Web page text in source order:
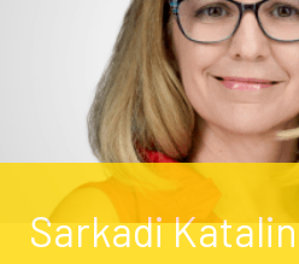
Sarkadi Katalin